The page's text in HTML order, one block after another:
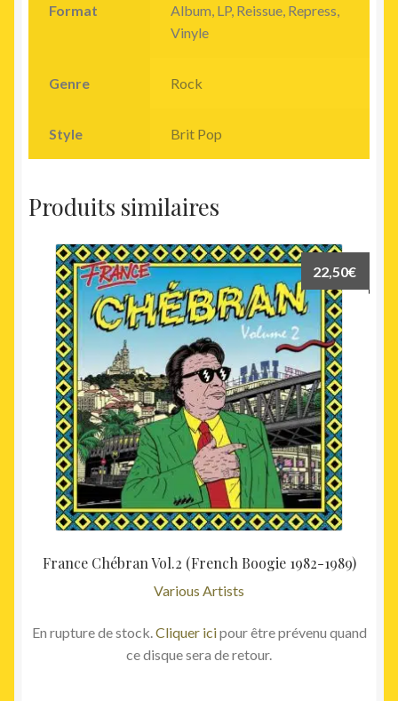
Format
Album, LP, Reissue, Repress,
Vinyle
Genre Rock
Style Brit Pop
Produits similaires
France Chébran Vol.2 (French Boogie 1982-1989)
Various Artists
22,50€
En rupture de stock.Cliquer icipour être prévenu quand
ce disque sera de retour.